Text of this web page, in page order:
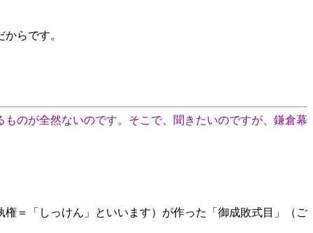
らです。
のが全然ないのです。そこで、聞きたいのですが、鎌倉幕
＝「しっけん」といいます）が作った「御成敗式目」（ご